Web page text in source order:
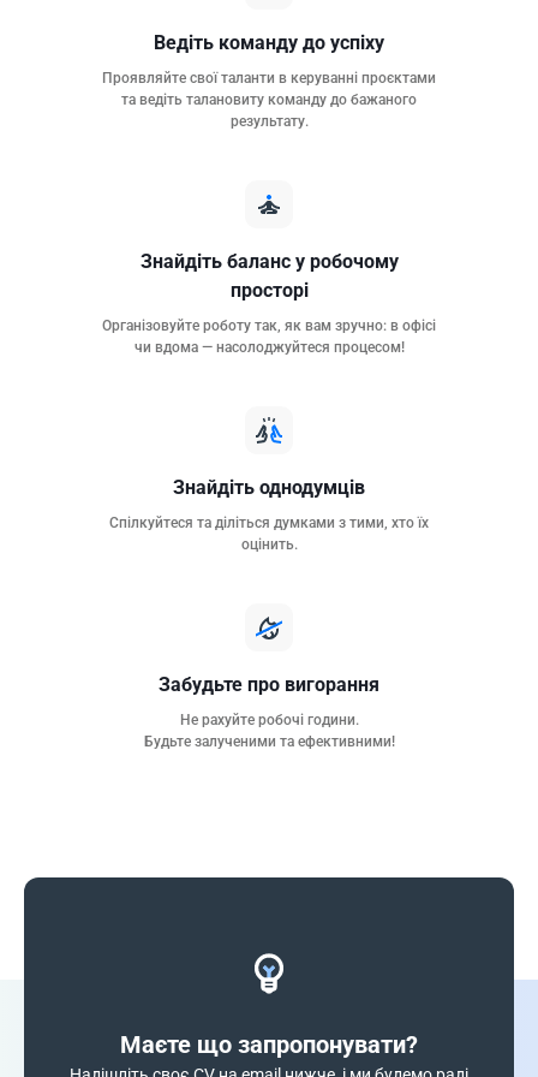
Ведіть команду до успіху
Проявляйте свої таланти в керуванні проєктами
та ведіть талановиту команду до бажаного
результату.
Знайдіть баланс у робочому
просторі
Організовуйте роботу так, як вам зручно: в офісі
чи вдома — насолоджуйтеся процесом!
Знайдіть однодумців
Спілкуйтеся та діліться думками з тими, хто їх
оцінить.
Забудьте про вигорання
Не рахуйте робочі години.
Будьте залученими та ефективними!
Маєте що запропонувати?